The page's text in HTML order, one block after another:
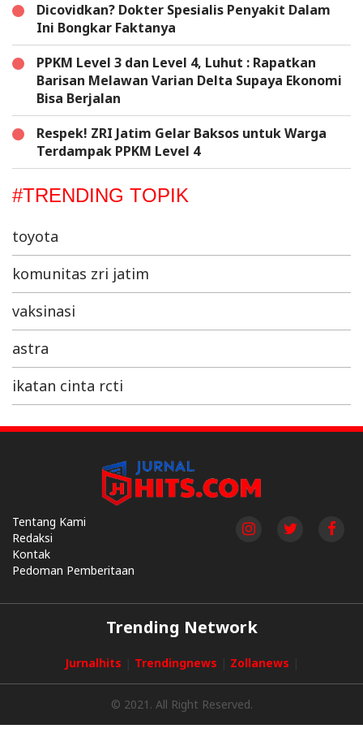
Dicovidkan? Dokter Spesialis Penyakit Dalam
Ini Bongkar Faktanya
PPKM Level 3 dan Level 4, Luhut : Rapatkan
Barisan Melawan Varian Delta Supaya Ekonomi
Bisa Berjalan
Respek! ZRI Jatim Gelar Baksos untuk Warga
Terdampak PPKM Level 4
#TRENDING TOPIK
toyota
komunitas zri jatim
vaksinasi
astra
ikatan cinta rcti
Tentang Kami
Redaksi
Kontak
Pedoman Pemberitaan
Trending Network
Jurnalhits Trendingnews Zollanews
© 2021. All Right Reserved.